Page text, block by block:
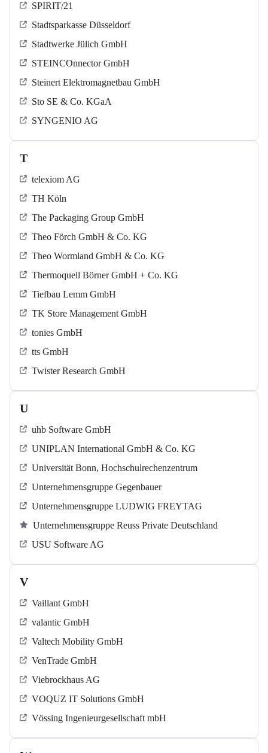
SPIRIT/21
Stadtsparkasse Düsseldorf
Stadtwerke Jülich GmbH
STEINCOnnector GmbH
Steinert Elektromagnetbau GmbH
Sto SE & Co. KGaA
SYNGENIO AG
T
telexiom AG
TH Köln
The Packaging Group GmbH
Theo Förch GmbH & Co. KG
Theo Wormland GmbH & Co. KG
Thermoquell Börner GmbH + Co. KG
Tiefbau Lemm GmbH
TK Store Management GmbH
tonies GmbH
tts GmbH
Twister Research GmbH
U
uhb Software GmbH
UNIPLAN International GmbH & Co. KG
Universität Bonn, Hochschulrechenzentrum
Unternehmensgruppe Gegenbauer
Unternehmensgruppe LUDWIG FREYTAG
Unternehmensgruppe Reuss Private Deutschland
USU Software AG
V
Vaillant GmbH
valantic GmbH
Valtech Mobility GmbH
VenTrade GmbH
Viebrockhaus AG
VOQUZ IT Solutions GmbH
Vössing Ingenieurgesellschaft mbH